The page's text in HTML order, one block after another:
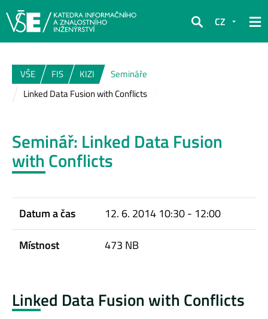
Hledat
CZ
VŠE FIS KIZI
Semináře
Linked Data Fusion with Conflicts
Seminář: Linked Data Fusion
with Conflicts
Datum a čas
12. 6. 2014 10:30 - 12:00
Místnost
473 NB
Linked Data Fusion with Conflicts